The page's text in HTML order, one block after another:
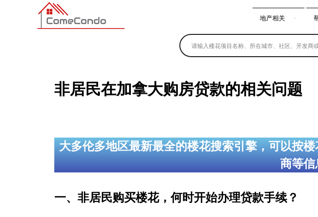
多伦多最新最全的楼花搜索引擎
地产相关
非居民在加拿大购房贷款的相关问题
大多伦多地区最新最全的楼花搜索引擎，可以按
商等
一、非居民购买楼花，何时开始办理贷款手续？